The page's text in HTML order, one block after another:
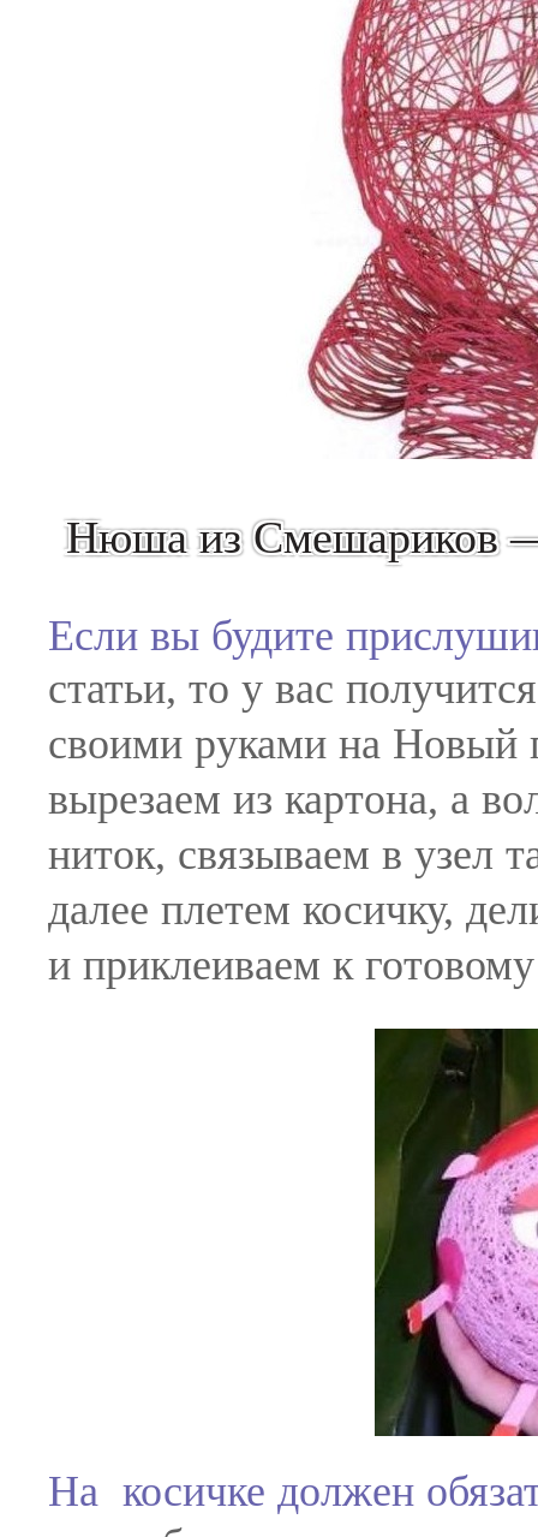
Нюша из Смешариков
Если вы будите
статьи, то у вас
своими руками на Новый
вырезаем из картона, а
ниток, связываем в узел
далее плетем косичку,
и приклеиваем к
На косичке должен